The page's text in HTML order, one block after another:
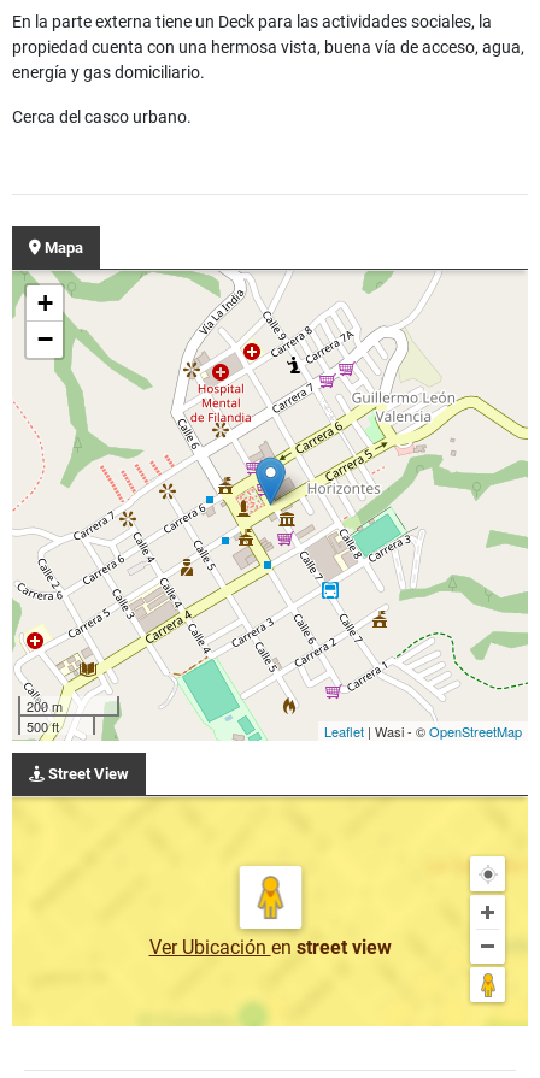
En la parte externa tiene un Deck para las actividades sociales, la
propiedad cuenta con una hermosa vista, buena vía de acceso, agua,
energía y gas domiciliario.
Cerca del casco urbano.
Mapa
+
−
200 m
500 ft
Leaflet | Wasi - ©OpenStreetMap
Street View
Ver Ubicación en street view